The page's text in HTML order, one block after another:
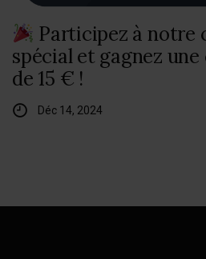
Participez à notre
spécial et gagnez
de 15 € !
Déc 14, 2024